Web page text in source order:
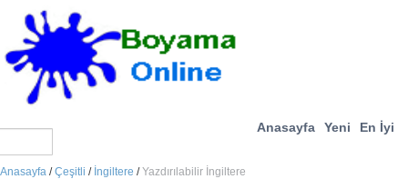
Anasayfa Yeni En İyi
Anasayfa /Çeşitli / İngiltere /Yazdırılabilir İngiltere